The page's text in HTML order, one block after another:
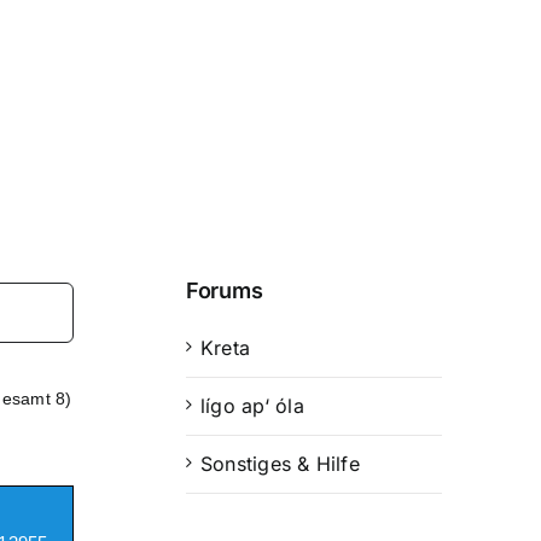
8)
Forums
Kreta
lígo ap‘ óla
Sonstiges & Hilfe